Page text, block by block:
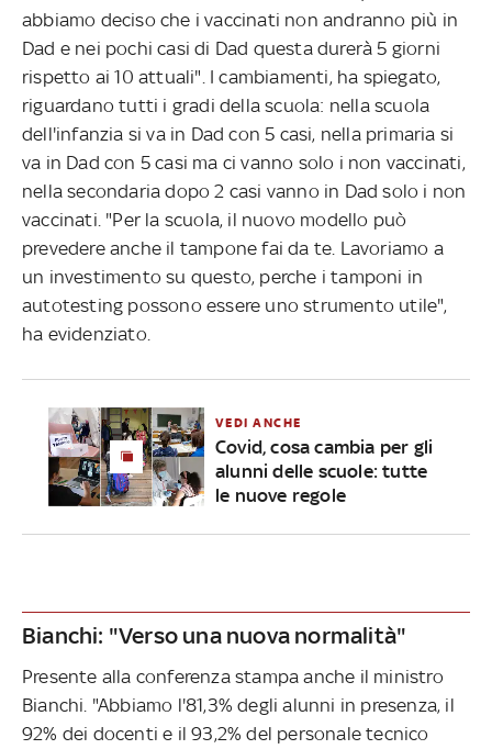
abbiamo deciso che i vaccinati non andranno più in
Dad e nei pochi casi di Dad questa durerà 5 giorni
rispetto ai 10 attuali". I cambiamenti, ha spiegato,
riguardano tutti i gradi della scuola: nella scuola
dell'infanzia si va in Dad con 5 casi, nella primaria si
va in Dad con 5 casi ma ci vanno solo i non vaccinati,
nella secondaria dopo 2 casi vanno in Dad solo i non
vaccinati. "Per la scuola, il nuovo modello può
prevedere anche il tampone fai da te. Lavoriamo a
un investimento su questo, perche i tamponi in
autotesting possono essere uno strumento utile",
ha evidenziato.
VEDI ANCHE
Covid, cosa cambia per gli
alunni delle scuole: tutte
le nuove regole
Bianchi: "Verso una nuova normalità"
Presente alla conferenza stampa anche il ministro
Bianchi. "Abbiamo l'81,3% degli alunni in presenza, il
92% dei docenti e il 93,2% del personale tecnico